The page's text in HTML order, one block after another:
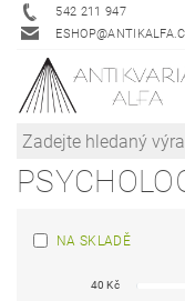
542 211 947
NA SKLADĚ
40 Kč